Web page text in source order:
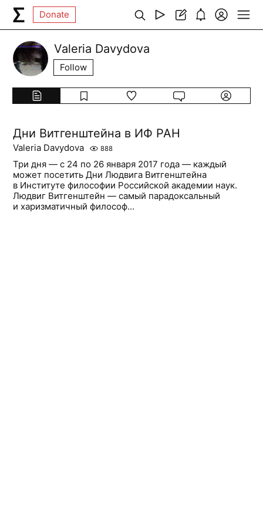
Donate
Valeria Davydova
Follow
Дни Витгенштейна в ИФ РАН
Valeria Davydova 888
Три дня ― с 24 по 26 января 2017 года ― каждый
может посетить Дни Людвига Витгенштейна
в Институте философии Российской академии наук.
Людвиг Витгенштейн ― самый парадоксальный
и харизматичный философ...